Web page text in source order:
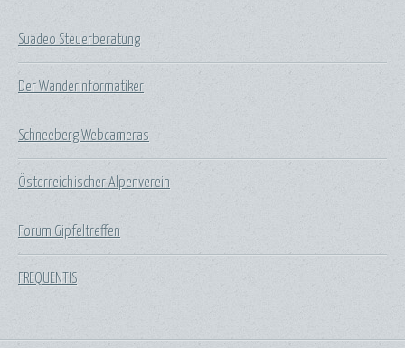
Suadeo Steuerberatung
Der Wanderinformatiker
Schneeberg Webcameras
Österreichischer Alpenverein
Forum Gipfeltreffen
FREQUENTIS